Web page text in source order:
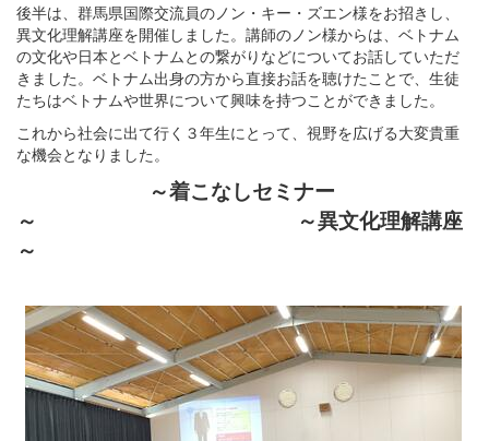
後半は、群馬県国際交流員のノン・キー・ズエン様をお招きし、
異文化理解講座を開催しました。講師のノン様からは、ベトナム
の文化や日本とベトナムとの繋がりなどについてお話していただ
きました。ベトナム出身の方から直接お話を聴けたことで、生徒
たちはベトナムや世界について興味を持つことができました。
これから社会に出て行く３年生にとって、視野を広げる大変貴重
な機会となりました。
～着こなしセミナー
～ ～異文化理解講座
～